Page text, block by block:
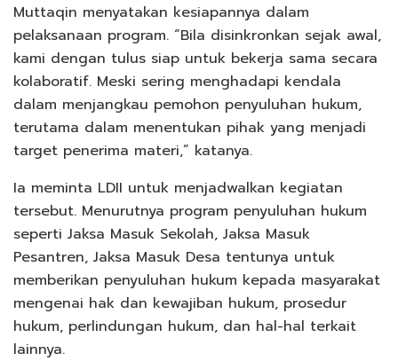
Muttaqin menyatakan kesiapannya dalam
pelaksanaan program. “Bila disinkronkan sejak awal,
kami dengan tulus siap untuk bekerja sama secara
kolaboratif. Meski sering menghadapi kendala
dalam menjangkau pemohon penyuluhan hukum,
terutama dalam menentukan pihak yang menjadi
target penerima materi,” katanya.
Ia meminta LDII untuk menjadwalkan kegiatan
tersebut. Menurutnya program penyuluhan hukum
seperti Jaksa Masuk Sekolah, Jaksa Masuk
Pesantren, Jaksa Masuk Desa tentunya untuk
memberikan penyuluhan hukum kepada masyarakat
mengenai hak dan kewajiban hukum, prosedur
hukum, perlindungan hukum, dan hal-hal terkait
lainnya.